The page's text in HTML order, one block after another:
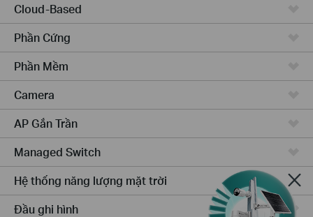
Cloud-Based
Phần Cứng
Phần Mềm
Camera
AP Gắn Trần
Managed Switch
Hệ thống năng lượng mặt trời
Đầu ghi hình